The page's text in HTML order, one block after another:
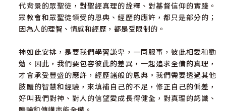
代背景的眾聖徒，對聖經真理的詮釋、對基督信仰的實踐。
眾教會和眾聖徒領受的恩典、經歷的應許，都只是部分的；
因為人的理智、情感和經歷，都是受限制的。
神如此安排，是要我們學習謙卑，一同服事，彼此相愛和勸
勉。因此，我們要包容彼此的差異，一起追求全備的真理，
才會承受豐盛的應許，經歷諸般的恩典。我們需要透過其他
肢體的智慧和經驗，來填補自己的不足，修正自己的偏差，
好叫我們對神、對人的信望愛成長得健全，對真理的認識、